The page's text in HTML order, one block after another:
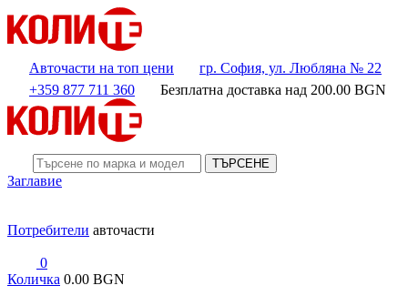
Авточасти на топ цени
гр. София, ул. Любляна № 22
+359 877 711 360
Безплатна доставка над 200.00 BGN
ТЪРСЕНЕ
Заглавие
Потребители авточасти
0
Количка 0.00 BGN